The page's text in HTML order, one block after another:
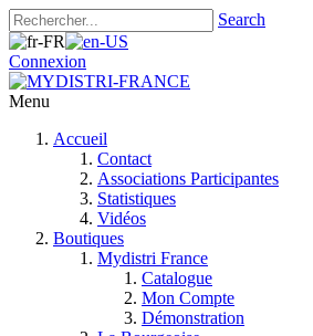
Search
Connexion
Menu
Accueil
Contact
Associations Participantes
Statistiques
Vidéos
Boutiques
Mydistri France
Catalogue
Mon Compte
Démonstration